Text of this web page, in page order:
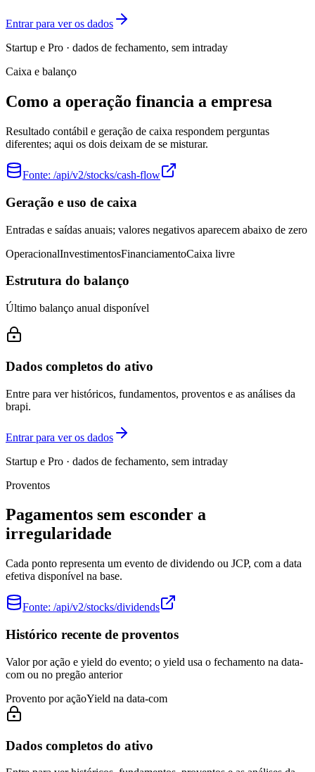
Entrar para ver os dados
Startup e Pro · dados de fechamento, sem intraday
Caixa e balanço
Como a operação financia a empresa
Resultado contábil e geração de caixa respondem perguntas
diferentes; aqui os dois deixam de se misturar.
Fonte: /api/v2/stocks/cash-flow
Geração e uso de caixa
Entradas e saídas anuais; valores negativos aparecem abaixo de zero
OperacionalInvestimentosFinanciamentoCaixa livre
Estrutura do balanço
Último balanço anual disponível
Dados completos do ativo
Entre para ver históricos, fundamentos, proventos e as análises da
brapi.
Entrar para ver os dados
Startup e Pro · dados de fechamento, sem intraday
Proventos
Pagamentos sem esconder a
irregularidade
Cada ponto representa um evento de dividendo ou JCP, com a data
efetiva disponível na base.
Fonte: /api/v2/stocks/dividends
Histórico recente de proventos
Valor por ação e yield do evento; o yield usa o fechamento na data-
com ou no pregão anterior
Provento por açãoYield na data-com
Dados completos do ativo